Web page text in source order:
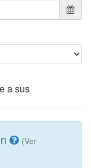
a sus
(Ver